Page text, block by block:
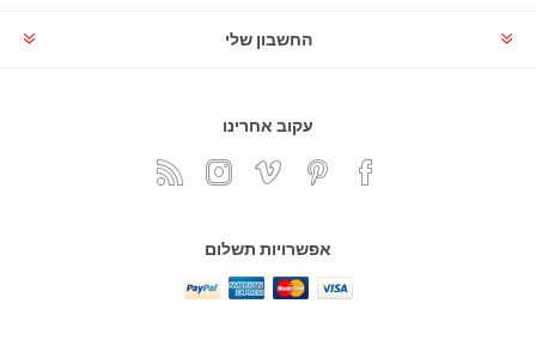
החשבון שלי
עקוב אחרינו
אפשרויות תשלום